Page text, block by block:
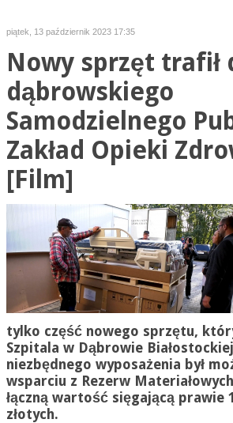
piątek, 13 październik 2023 17:35
Nowy sprzęt trafił
dąbrowskiego
Samodzielnego
Zakład Opieki
[Film]
tylko część nowego sprzętu,
Szpitala w Dąbrowie
niezbędnego wyposażenia był
wsparciu z Rezerw
łączną wartość sięgającą prawie
złotych.